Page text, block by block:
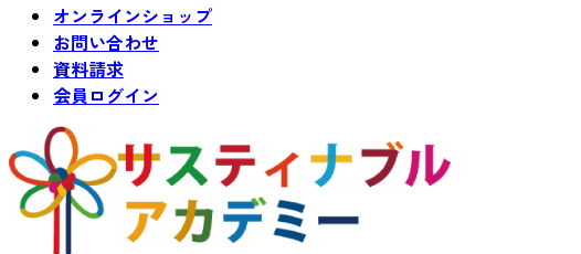
オンラインショップ
お問い合わせ
資料請求
会員ログイン